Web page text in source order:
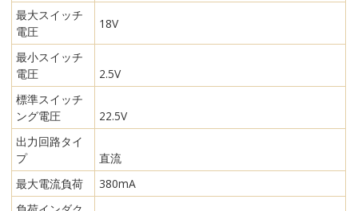
最大スイッチ
電圧
18V
最小スイッチ
電圧
2.5V
標準スイッチ
ング電圧
22.5V
出力回路タイ
プ
直流
最大電流負荷
380mA